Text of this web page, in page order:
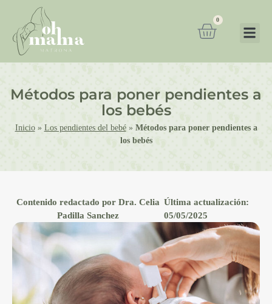
0
Métodos para poner pendientes a
los bebés
Inicio» Los pendientes del bebé» Métodos para poner pendientes a
los bebés
Contenido redactado por Dra. Celia
Padilla Sanchez
Última actualización:
05/05/2025